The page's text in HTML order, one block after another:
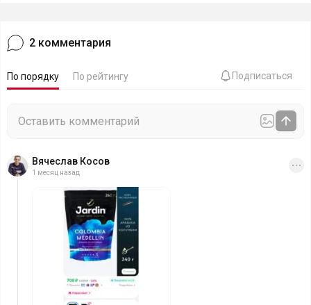
2 комментария
По порядку По рейтингу Подписаться
Вячеслав Косов
1 месяц назад